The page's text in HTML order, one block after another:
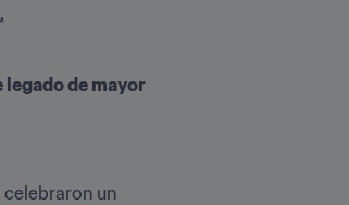
de mayor
un